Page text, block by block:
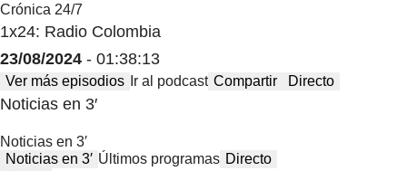
Crónica 24/7
1x24: Radio Colombia
23/08/2024 - 01:38:13
Ver más episodios Ir al podcast Compartir Directo
Noticias en 3′
Noticias en 3′
Noticias en 3′ Últimos programas Directo